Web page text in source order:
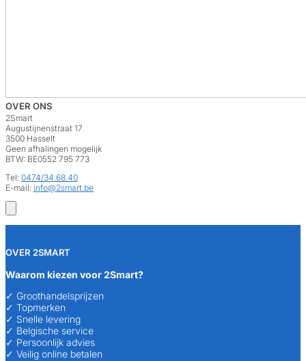
OVER ONS
2Smart
Augustijnenstraat 17
3500 Hasselt
Geen afhalingen mogelijk
BTW: BE0552 795 773
Tel: 0474/34.68.40
E-mail: info@2smart.be
OVER 2SMART
Waarom kiezen voor 2Smart?
✓ Groothandelsprijzen
✓ Topmerken
✓ Snelle levering
✓ Belgische service
✓ Persoonlijk advies
✓ Veilig online betalen